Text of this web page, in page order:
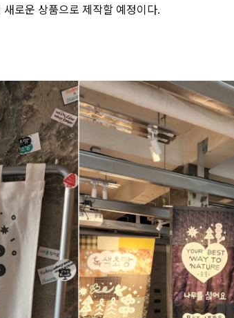
새로운 상품으로 제작할 예정이다.